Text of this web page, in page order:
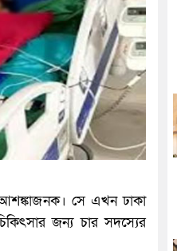
আশঙ্কাজনক। সে এখন ঢাকা
জন্য চার সদস্যের